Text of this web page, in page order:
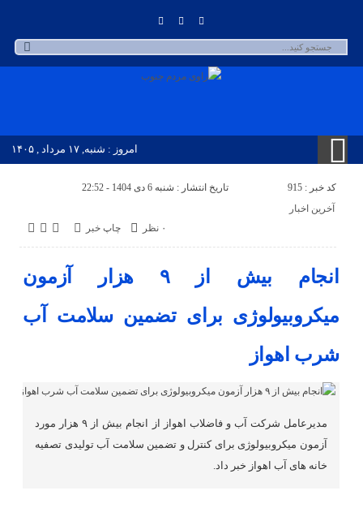
امروز : شنبه, ۱۷ مرداد , ۱۴۰۵
کد خبر : 915 تاریخ انتشار : شنبه 6 دی 1404 - 22:52
چاپ خبر ۰ نظر
آخرین اخبار
انجام بیش از ۹ هزار آزمون
میکروبیولوژی برای تضمین سلامت آب
شرب اهواز
مدیرعامل شرکت آب و فاضلاب اهواز از انجام بیش از ۹ هزار مورد
آزمون میکروبیولوژی برای کنترل و تضمین سلامت آب تولیدی تصفیه
خانه های آب اهواز خبر داد.